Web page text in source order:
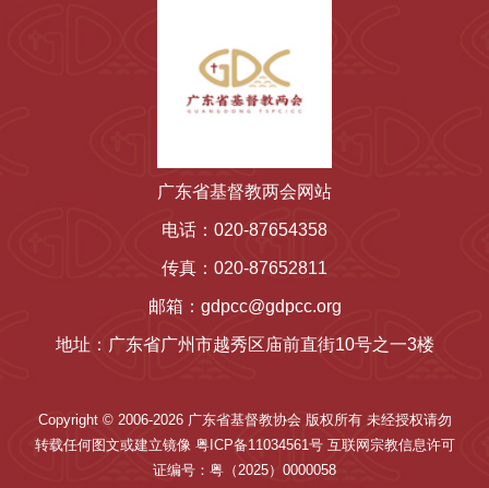
广东省基督教两会网站
电话：020-87654358
传真：020-87652811
邮箱：gdpcc@gdpcc.org
地址：广东省广州市越秀区庙前直街10号之一3楼
Copyright © 2006-2026 广东省基督教协会 版权所有 未经授权请勿
转载任何图文或建立镜像 粤ICP备11034561号 互联网宗教信息许可
证编号：粤（2025）0000058